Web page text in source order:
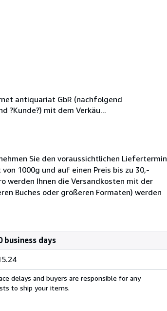
antiquariat GbR (nachfolgend
?Kunde?) mit dem Verkäu...
Sie den voraussichtlichen Liefertermin
1000g und auf einen Preis bis zu 30,-
werden Ihnen die Versandkosten mit der
Buches oder größeren Formaten) werden
business days
delays and buyers are responsible for any
to ship your items.